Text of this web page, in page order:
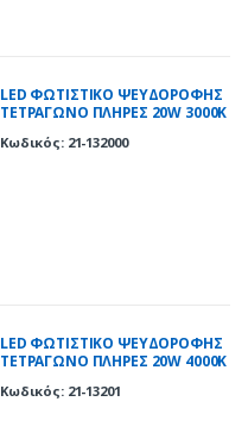
LED ΦΩΤΙΣΤΙΚΟ ΨΕΥΔΟΡΟΦΗΣ
ΤΕΤΡΑΓΩΝΟ ΠΛΗΡΕΣ 20W 3000K
Κωδικός: 21-132000
LED ΦΩΤΙΣΤΙΚΟ ΨΕΥΔΟΡΟΦΗΣ
ΤΕΤΡΑΓΩΝΟ ΠΛΗΡΕΣ 20W 4000K
Κωδικός: 21-13201